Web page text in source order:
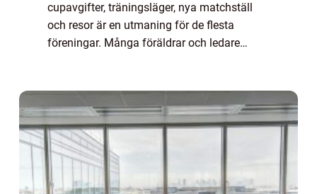
cupavgifter, träningsläger, nya matchställ
och resor är en utmaning för de flesta
föreningar. Många föräldrar och ledare